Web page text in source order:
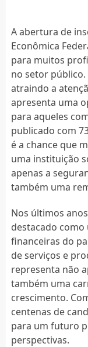
A abertura de
Econômica
para muitos
no setor público.
atraindo a
apresenta uma
para aqueles
publicado com
é a chance que
uma instituição
apenas a
também uma
Nos últimos
destacado
financeiras do
de serviços e
representa não
também uma
crescimento.
centenas de
para um futuro
perspectivas.